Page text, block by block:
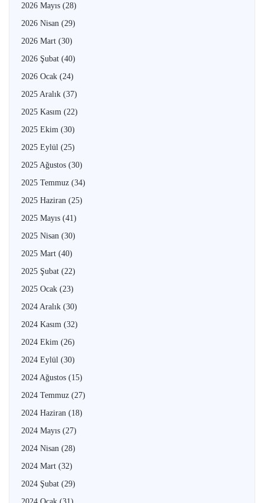
2026 Mayıs (28)
2026 Nisan (29)
2026 Mart (30)
2026 Şubat (40)
2026 Ocak (24)
2025 Aralık (37)
2025 Kasım (22)
2025 Ekim (30)
2025 Eylül (25)
2025 Ağustos (30)
2025 Temmuz (34)
2025 Haziran (25)
2025 Mayıs (41)
2025 Nisan (30)
2025 Mart (40)
2025 Şubat (22)
2025 Ocak (23)
2024 Aralık (30)
2024 Kasım (32)
2024 Ekim (26)
2024 Eylül (30)
2024 Ağustos (15)
2024 Temmuz (27)
2024 Haziran (18)
2024 Mayıs (27)
2024 Nisan (28)
2024 Mart (32)
2024 Şubat (29)